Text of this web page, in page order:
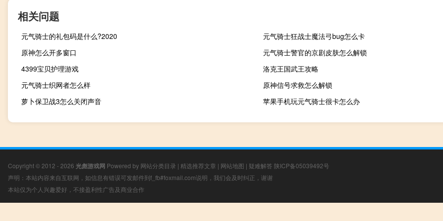
相关问题
元气骑士的礼包码是什么?2020
元气骑士狂战士魔法弓bug怎么卡
原神怎么开多窗口
元气骑士警官的京剧皮肤怎么解锁
4399宝贝护理游戏
洛克王国武王攻略
元气骑士织网者怎么样
原神信号求救怎么解锁
萝卜保卫战3怎么关闭声音
苹果手机玩元气骑士很卡怎么办
Copyright © 2012 - 2026 光彪游戏网 Powered by 网站分类目录 | 精选推荐文章 | 网站地图 | 疑难解答 陕ICP备05039492号
声明：本站内容来自互联网，如信息有错误可发邮件到f_fb#foxmail.com说明，我们会及时纠正，谢谢
本站仅为个人兴趣爱好，不接盈利性广告及商业合作